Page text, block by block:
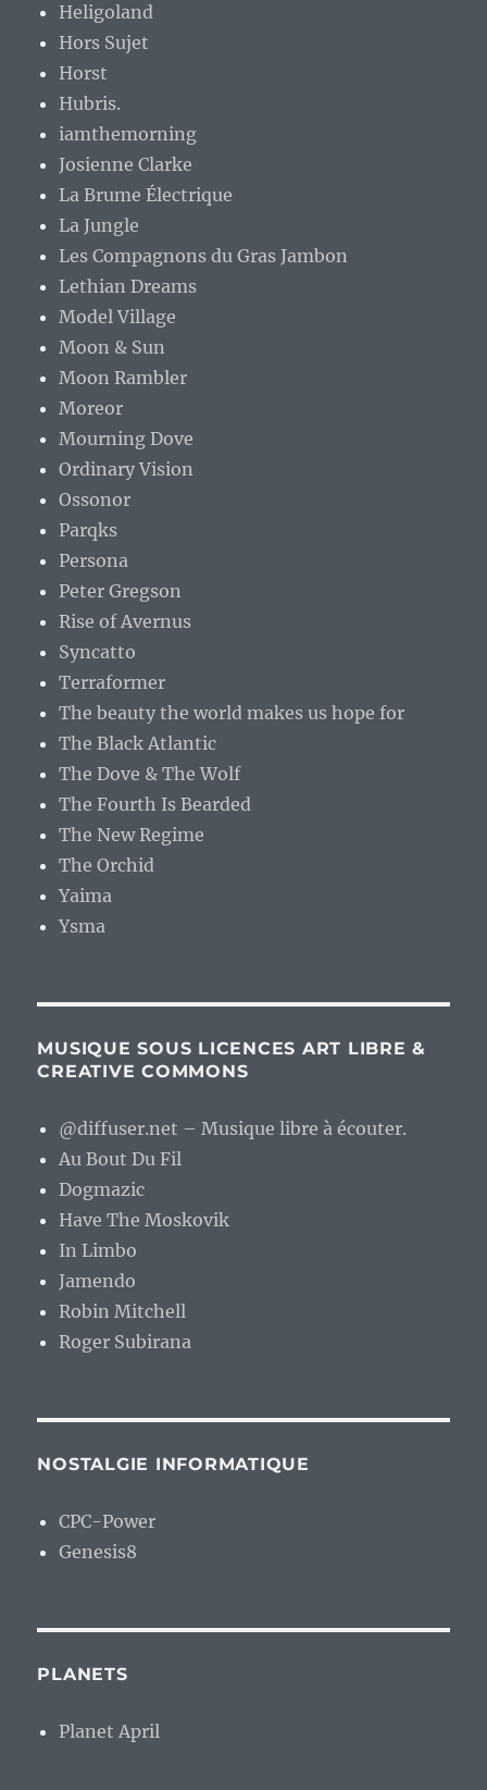
Heligoland
Hors Sujet
Horst
Hubris.
iamthemorning
Josienne Clarke
La Brume Électrique
La Jungle
Les Compagnons du Gras Jambon
Lethian Dreams
Model Village
Moon & Sun
Moon Rambler
Moreor
Mourning Dove
Ordinary Vision
Ossonor
Parqks
Persona
Peter Gregson
Rise of Avernus
Syncatto
Terraformer
The beauty the world makes us hope for
The Black Atlantic
The Dove & The Wolf
The Fourth Is Bearded
The New Regime
The Orchid
Yaima
Ysma
MUSIQUE SOUS LICENCES ART LIBRE &
CREATIVE COMMONS
@diffuser.net – Musique libre à écouter.
Au Bout Du Fil
Dogmazic
Have The Moskovik
In Limbo
Jamendo
Robin Mitchell
Roger Subirana
NOSTALGIE INFORMATIQUE
CPC-Power
Genesis8
PLANETS
Planet April